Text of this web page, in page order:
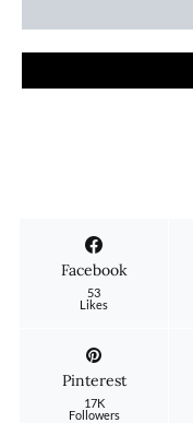
Facebook
53
Likes
Pinterest
17K
Followers